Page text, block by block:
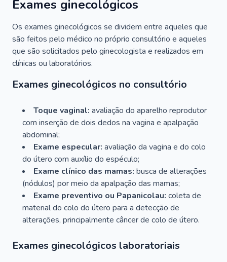
Exames ginecológicos
Os exames ginecológicos se dividem entre aqueles que
são feitos pelo médico no próprio consultório e aqueles
que são solicitados pelo ginecologista e realizados em
clínicas ou laboratórios.
Exames ginecológicos no consultório
Toque vaginal: avaliação do aparelho reprodutor
com inserção de dois dedos na vagina e apalpação
abdominal;
Exame especular: avaliação da vagina e do colo
do útero com auxílio do espéculo;
Exame clínico das mamas: busca de alterações
(nódulos) por meio da apalpação das mamas;
Exame preventivo ou Papanicolau: coleta de
material do colo do útero para a detecção de
alterações, principalmente câncer de colo de útero.
Exames ginecológicos laboratoriais